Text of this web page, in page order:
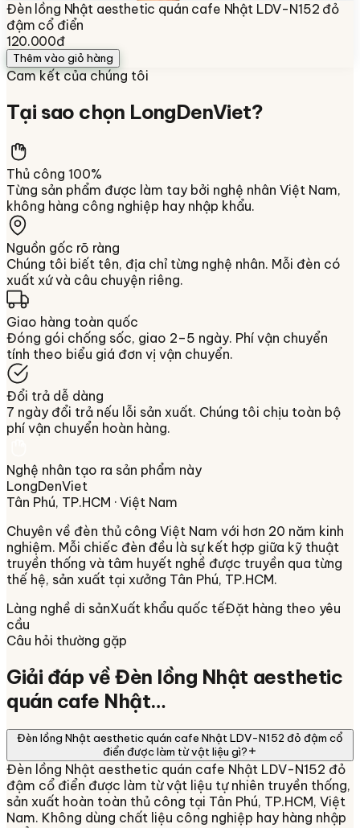
Đèn lồng Nhật aesthetic quán cafe Nhật LDV-N152 đỏ
đậm cổ điển
120.000đ
Thêm vào giỏ hàng
Cam kết của chúng tôi
Tại sao chọn LongDenViet?
Thủ công 100%
Từng sản phẩm được làm tay bởi nghệ nhân Việt Nam,
không hàng công nghiệp hay nhập khẩu.
Nguồn gốc rõ ràng
Chúng tôi biết tên, địa chỉ từng nghệ nhân. Mỗi đèn có
xuất xứ và câu chuyện riêng.
Giao hàng toàn quốc
Đóng gói chống sốc, giao 2–5 ngày. Phí vận chuyển
tính theo biểu giá đơn vị vận chuyển.
Đổi trả dễ dàng
7 ngày đổi trả nếu lỗi sản xuất. Chúng tôi chịu toàn bộ
phí vận chuyển hoàn hàng.
Nghệ nhân tạo ra sản phẩm này
LongDenViet
Tân Phú, TP.HCM · Việt Nam
Chuyên về đèn thủ công Việt Nam với hơn 20 năm kinh
nghiệm. Mỗi chiếc đèn đều là sự kết hợp giữa kỹ thuật
truyền thống và tâm huyết nghề được truyền qua từng
thế hệ, sản xuất tại xưởng Tân Phú, TP.HCM.
Làng nghề di sảnXuất khẩu quốc tếĐặt hàng theo yêu
cầu
Câu hỏi thường gặp
Giải đáp vềĐèn lồng Nhật aesthetic
quán cafe Nhật…
Đèn lồng Nhật aesthetic quán cafe Nhật LDV-N152 đỏ đậm cổ
điển được làm từ vật liệu gì?
Đèn lồng Nhật aesthetic quán cafe Nhật LDV-N152 đỏ
đậm cổ điển được làm từ vật liệu tự nhiên truyền thống,
sản xuất hoàn toàn thủ công tại Tân Phú, TP.HCM, Việt
Nam. Không dùng chất liệu công nghiệp hay hàng nhập